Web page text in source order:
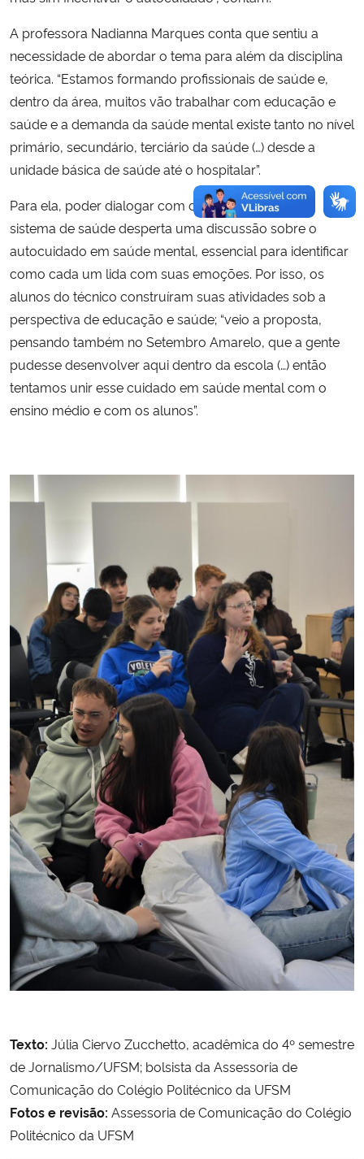
A professora Nadianna Marques conta que sentiu a
necessidade de abordar o tema para além da disciplina
teórica. “Estamos formando profissionais de saúde e,
dentro da área, muitos vão trabalhar com educação e
saúde e a demanda da saúde mental existe tanto no nível
primário, secundário, terciário da saúde (…) desde a
unidade básica de saúde até o hospitalar”.
Para ela, poder dialogar com os sujeitos e com o
sistema de saúde desperta uma discussão sobre o
autocuidado em saúde mental, essencial para identificar
como cada um lida com suas emoções. Por isso, os
alunos do técnico construíram suas atividades sob a
perspectiva de educação e saúde; “veio a proposta,
pensando também no Setembro Amarelo, que a gente
pudesse desenvolver aqui dentro da escola (…) então
tentamos unir esse cuidado em saúde mental com o
ensino médio e com os alunos”.
Texto: Júlia Ciervo Zucchetto, acadêmica do 4º semestre
de Jornalismo/UFSM; bolsista da Assessoria de
Comunicação do Colégio Politécnico da UFSM
Fotos e revisão: Assessoria de Comunicação do Colégio
Politécnico da UFSM